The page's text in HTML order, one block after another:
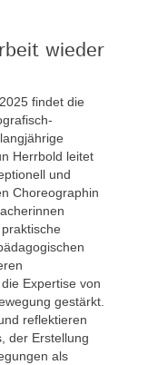
wieder
findet die
Herrbold leitet
und
Choreographin
Expertise von
gestärkt.
reflektieren
der Erstellung
als